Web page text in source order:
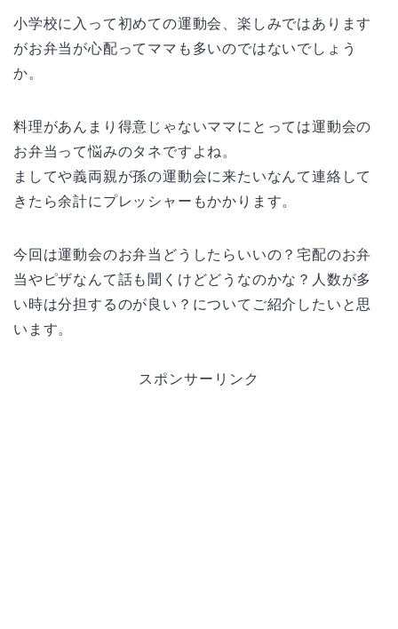
小学校に入って初めての運動会、楽しみではあります
がお弁当が心配ってママも多いのではないでしょう
か。
料理があんまり得意じゃないママにとっては運動会の
お弁当って悩みのタネですよね。
ましてや義両親が孫の運動会に来たいなんて連絡して
きたら余計にプレッシャーもかかります。
今回は運動会のお弁当どうしたらいいの？宅配のお弁
当やピザなんて話も聞くけどどうなのかな？人数が多
い時は分担するのが良い？についてご紹介したいと思
います。
スポンサーリンク